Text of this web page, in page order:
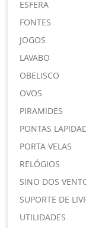
ESFERA
FONTES
JOGOS
LAVABO
OBELISCO
OVOS
PIRAMIDES
PONTAS
PORTA VELAS
RELÓGIOS
SINO DOS
SUPORTE DE
UTILIDADES